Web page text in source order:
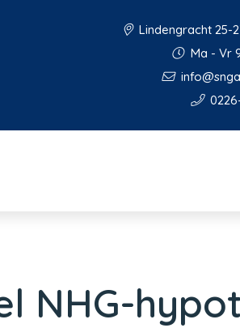
Lindengracht 25-
Ma - Vr
NHG-